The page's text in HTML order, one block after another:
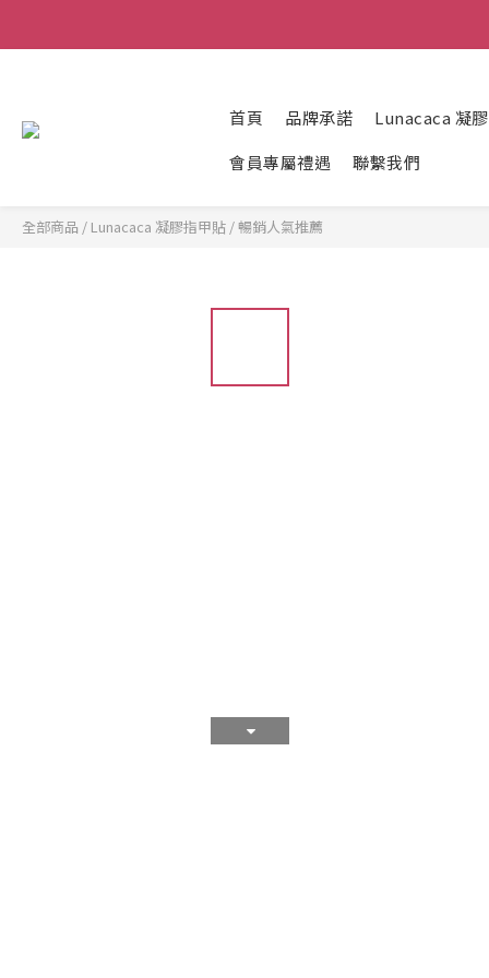
首頁 品牌承諾
Lunacaca 凝
會員專屬禮遇
聯繫我們
全部商品 / Lunacaca 凝膠指甲貼 /暢銷人氣推薦